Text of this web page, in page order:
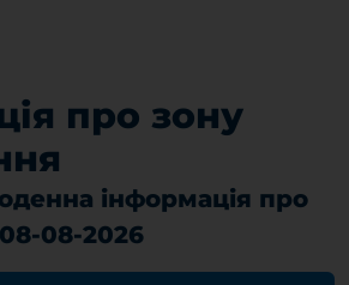
про зону
інформація про
08-2026